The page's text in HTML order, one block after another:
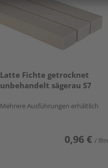
Latte Fichte getrocknet
unbehandelt sägerau S7
Mehrere Ausführungen erhältlich
0,96 € / lfm